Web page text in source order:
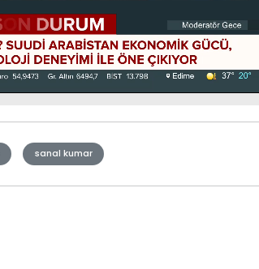
sanal kumar